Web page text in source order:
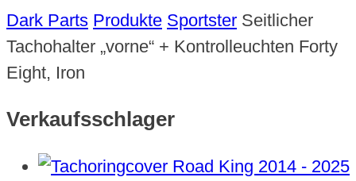
Dark Parts Produkte Sportster Seitlicher
Tachohalter „vorne“ + Kontrolleuchten Forty
Eight, Iron
Verkaufsschlager